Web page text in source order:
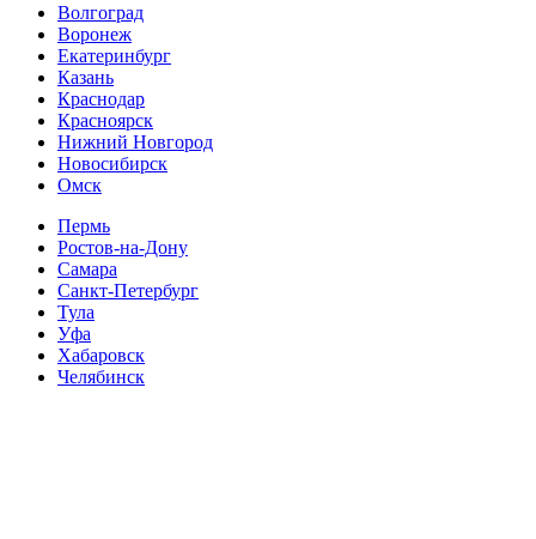
Волгоград
Воронеж
Екатеринбург
Казань
Краснодар
Красноярск
Нижний Новгород
Новосибирск
Омск
Пермь
Ростов-на-Дону
Самара
Санкт-Петербург
Тула
Уфа
Хабаровск
Челябинск